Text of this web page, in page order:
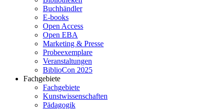
Buchhändler
E-books
Open Access
Open EBA
Marketing & Presse
Probeexemplare
Veranstaltungen
BiblioCon 2025
Fachgebiete
Fachgebiete
Kunstwissenschaften
Pädagogik